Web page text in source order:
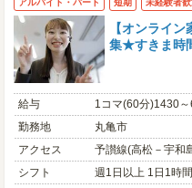
アルバイト・パート 短期 未経験者歓
【オンライ
集★すきま時
給与
1コマ(60分)1430～
勤務地
丸亀市
アクセス
予讃線(高松－宇和
シフト
週1日以上 1日1時